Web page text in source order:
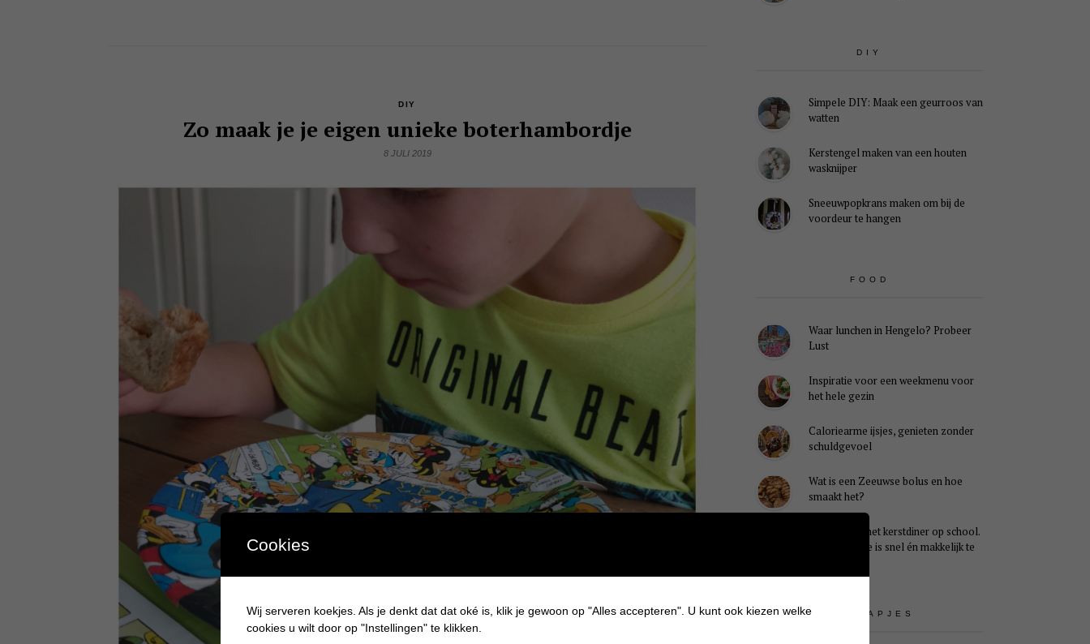
DIY
Zo maak je je eigen unieke boterhambordje
8 JULI 2019
DIY
Simpele DIY: Maak een geurroos van
watten
Kerstengel maken van een houten
wasknijper
Sneeuwpopkrans maken om bij de
voordeur te hangen
FOOD
Waar lunchen in Hengelo? Probeer
Lust
Inspiratie voor een weekmenu voor
het hele gezin
Caloriearme ijsjes, genieten zonder
schuldgevoel
Wat is een Zeeuwse bolus en hoe
smaakt het?
Ideaal voor het kerstdiner op school.
Dit kersthapje is snel én makkelijk te
UITSTAPJES
Cookies
Wij serveren koekjes. Als je denkt dat dat oké is, klik je gewoon op "Alles accepteren". U kunt ook kiezen welke
cookies u wilt door op "Instellingen" te klikken.